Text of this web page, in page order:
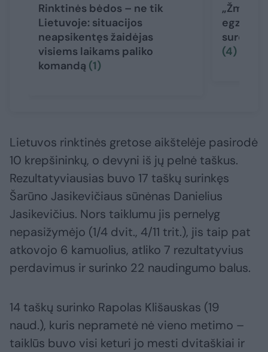
Rinktinės bėdos – ne tik
Lietuvoje: situacijos
neapsikentęs žaidėjas
visiems laikams paliko
komandą (1)
(4)
Lietuvos rinktinės gretose aikštelėje pasirodė
10 krepšininkų, o devyni iš jų pelnė taškus.
Rezultatyviausias buvo 17 taškų surinkęs
Šarūno Jasikevičiaus sūnėnas Danielius
Jasikevičius. Nors taiklumu jis pernelyg
nepasižymėjo (1/4 dvit., 4/11 trit.), jis taip pat
atkovojo 6 kamuolius, atliko 7 rezultatyvius
perdavimus ir surinko 22 naudingumo balus.
14 taškų surinko Rapolas Klišauskas (19
naud.), kuris neprametė nė vieno metimo –
taiklūs buvo visi keturi jo mesti dvitaškiai ir